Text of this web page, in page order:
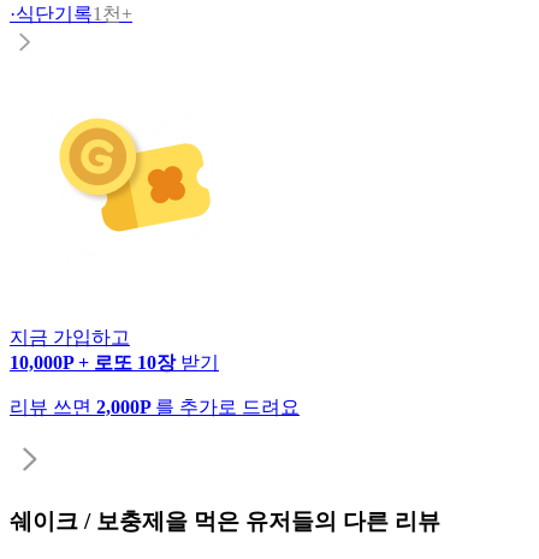
·식단기록1천+
지금 가입하고
10,000P + 로또 10장 받기
리뷰 쓰면 2,000P 를 추가로 드려요
쉐이크 / 보충제 을 먹은 유저들의 다른 리뷰